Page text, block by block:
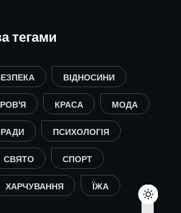
тегами
ВІДНОСИНИ
КРАСА МОДА
ПСИХОЛОГІЯ
СВЯТО СПОРТ
ХАРЧУВАННЯ ЇЖА